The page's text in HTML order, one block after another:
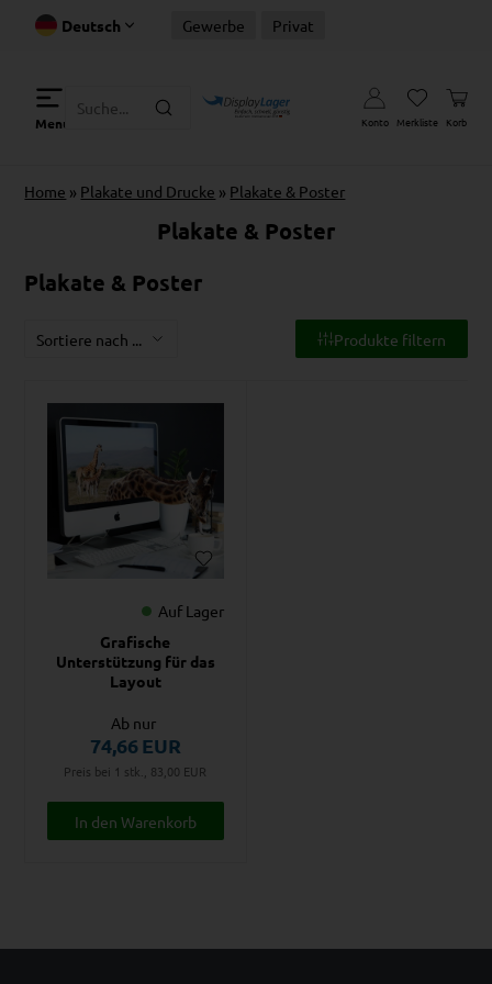
Deutsch Gewerbe Privat
Menu Konto Merkliste Korb
Home » Plakate und Drucke » Plakate & Poster
Plakate & Poster
Plakate & Poster
Produkte filtern
Auf Lager
Grafische
Unterstützung für das
Layout
Ab nur
74,66EUR
Preis bei 1 stk., 83,00 EUR